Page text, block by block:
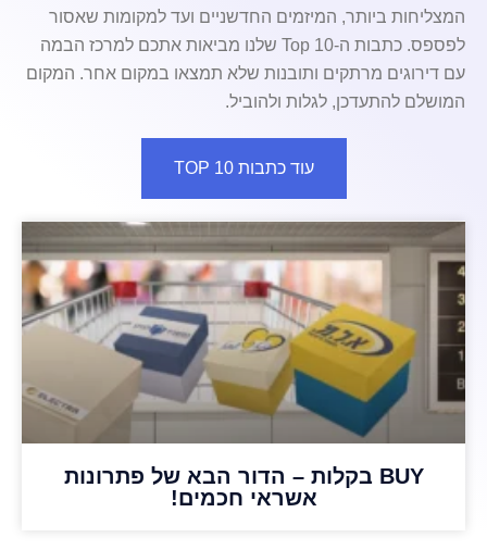
BUY בקלות – הדור הבא של פתרונות
אשראי חכמים!
המצליחות ביותר, המיזמים החדשניים ועד למקומות שאסור
לפספס. כתבות ה-Top 10 שלנו מביאות אתכם למרכז הבמה
עם דירוגים מרתקים ותובנות שלא תמצאו במקום אחר. המקום
המושלם להתעדכן, לגלות ולהוביל.
עוד כתבות TOP 10